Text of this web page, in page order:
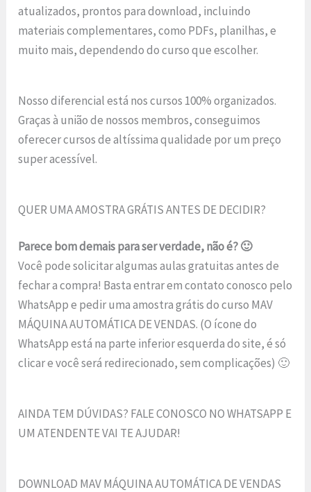
atualizados, prontos para download, incluindo
materiais complementares, como PDFs, planilhas, e
muito mais, dependendo do curso que escolher.
Nosso diferencial está nos cursos 100% organizados.
Graças à união de nossos membros, conseguimos
oferecer cursos de altíssima qualidade por um preço
super acessível.
QUER UMA AMOSTRA GRÁTIS ANTES DE DECIDIR?
Parece bom demais para ser verdade, não é? 🙂
Você pode solicitar algumas aulas gratuitas antes de
fechar a compra! Basta entrar em contato conosco pelo
WhatsApp e pedir uma amostra grátis do curso MAV
MÁQUINA AUTOMÁTICA DE VENDAS. (O ícone do
WhatsApp está na parte inferior esquerda do site, é só
clicar e você será redirecionado, sem complicações) 🙂
AINDA TEM DÚVIDAS? FALE CONOSCO NO WHATSAPP E
UM ATENDENTE VAI TE AJUDAR!
DOWNLOAD MAV MÁQUINA AUTOMÁTICA DE VENDAS